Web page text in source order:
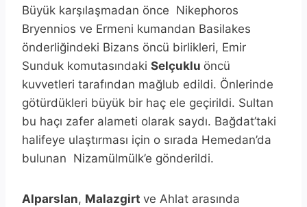
Büyük karşılaşmadan önce Nikephoros
Bryennios ve Ermeni kumandan Basilakes
önderliğindeki Bizans öncü birlikleri, Emir
Sunduk komutasındaki Selçuklu öncü
kuvvetleri tarafından mağlub edildi. Önlerinde
götürdükleri büyük bir haç ele geçirildi. Sultan
bu haçı zafer alameti olarak saydı. Bağdat’taki
halifeye ulaştırması için o sırada Hemedan’da
bulunan Nizamülmülk’e gönderildi.
Alparslan, Malazgirt ve Ahlat arasında